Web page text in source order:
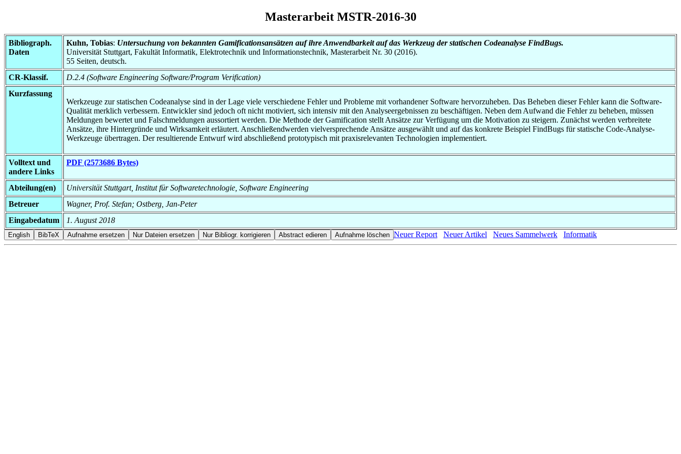
Masterarbeit MSTR-2016-30
Bibliograph.
Daten
Kuhn, Tobias: Untersuchung von bekannten Gamificationsansätzen auf ihre Anwendbarkeit auf das Werkzeug der statischen Codeanalyse FindBugs.
Universität Stuttgart, Fakultät Informatik, Elektrotechnik und Informationstechnik, Masterarbeit Nr. 30 (2016).
55 Seiten, deutsch.
CR-Klassif.
D.2.4 (Software Engineering Software/Program Verification)
Kurzfassung
Werkzeuge zur statischen Codeanalyse sind in der Lage viele verschiedene Fehler und Probleme mit vorhandener Software hervorzuheben. Das Beheben dieser Fehler kann die Software-
Qualität merklich verbessern. Entwickler sind jedoch oft nicht motiviert, sich intensiv mit den Analyseergebnissen zu beschäftigen. Neben dem Aufwand die Fehler zu beheben, müssen
Meldungen bewertet und Falschmeldungen aussortiert werden. Die Methode der Gamification stellt Ansätze zur Verfügung um die Motivation zu steigern. Zunächst werden verbreitete
Ansätze, ihre Hintergründe und Wirksamkeit erläutert. Anschließendwerden vielversprechende Ansätze ausgewählt und auf das konkrete Beispiel FindBugs für statische Code-Analyse-
Werkzeuge übertragen. Der resultierende Entwurf wird abschließend prototypisch mit praxisrelevanten Technologien implementiert.
Volltext und
andere Links
PDF (2573686 Bytes)
Abteilung(en)
Universität Stuttgart, Institut für Softwaretechnologie, Software Engineering
Betreuer
Wagner, Prof. Stefan; Ostberg, Jan-Peter
Eingabedatum
1. August 2018
Neuer Report
Neuer Artikel Neues Sammelwerk Informatik